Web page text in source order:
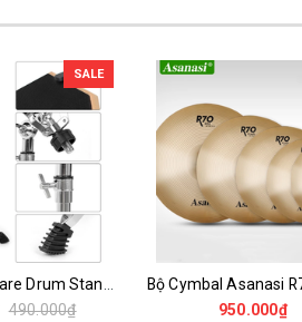
SALE
Chân Trống Snare Drum Stand Tripod 10-14 Inch Chống Trượt Điều Chỉnh Cao Cấp
490.000₫
950.000₫